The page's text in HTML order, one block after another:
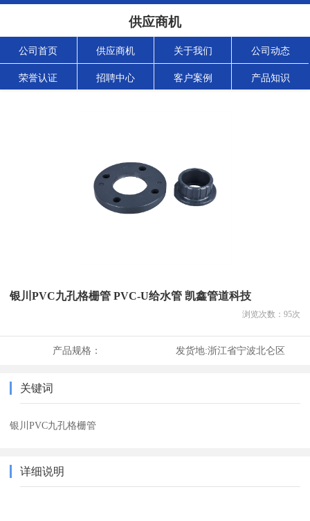
供应商机
公司首页 供应商机 关于我们 公司动态
荣誉认证 招聘中心 客户案例 产品知识
银川PVC九孔格栅管 PVC-U给水管 凯鑫管道科技
浏览次数： 95次
产品规格： 发货地:浙江省宁波北仑区
关键词
银川PVC九孔格栅管
详细说明